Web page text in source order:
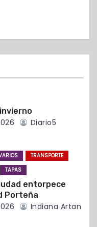
Diario5
TRANSPORTE
TAPAS
entorpece
Porteña
Indiana Artan